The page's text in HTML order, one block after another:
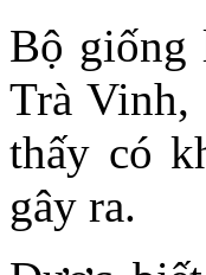
Bộ giống
Trà Vinh,
thấy có
gây ra.